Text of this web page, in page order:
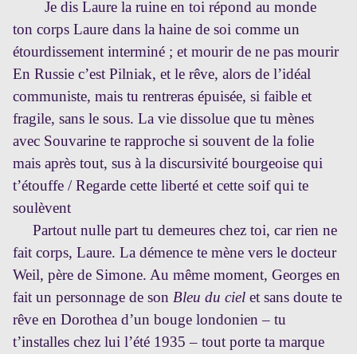
Je dis Laure la ruine en toi répond au monde
ton corps Laure dans la haine de soi comme un
étourdissement interminé ; et mourir de ne pas mourir
En Russie c’est Pilniak, et le rêve, alors de l’idéal
communiste, mais tu rentreras épuisée, si faible et
fragile, sans le sous. La vie dissolue que tu mènes
avec Souvarine te rapproche si souvent de la folie
mais après tout, sus à la discursivité bourgeoise qui
t’étouffe / Regarde cette liberté et cette soif qui te
soulèvent
Partout nulle part tu demeures chez toi, car rien ne
fait corps, Laure. La démence te mène vers le docteur
Weil, père de Simone. Au même moment, Georges en
fait un personnage de son Bleu du ciel et sans doute te
rêve en Dorothea d’un bouge londonien – tu
t’installes chez lui l’été 1935 – tout porte ta marque